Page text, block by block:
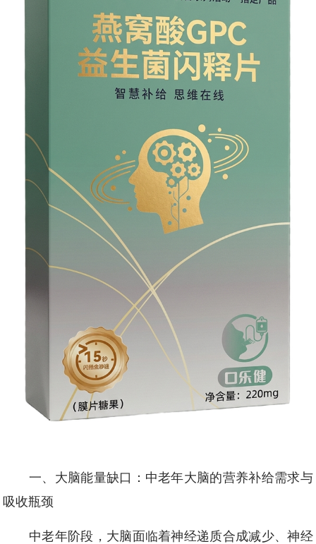
一、大脑能量缺口：中老年大脑的营养补给需求与
吸收瓶颈
中老年阶段，大脑面临着神经递质合成减少、神经